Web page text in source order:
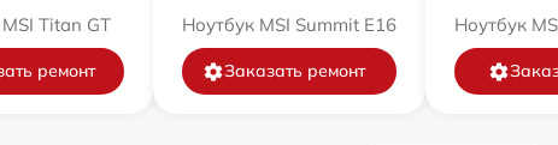
Titan GT
ремонт
Ноутбук MSI Summit E16
Заказать ремонт
Ноутбук